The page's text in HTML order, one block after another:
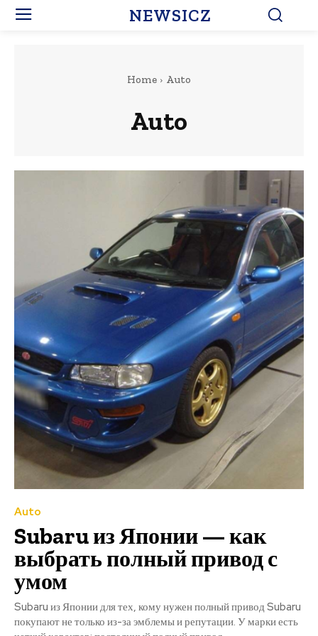
NEWSICZ
Home Auto
Auto
Auto
Subaru из Японии — как
выбрать полный привод с
умом
Subaru из Японии для тех, кому нужен полный привод Subaru
покупают не только из-за эмблемы и репутации. У марки есть